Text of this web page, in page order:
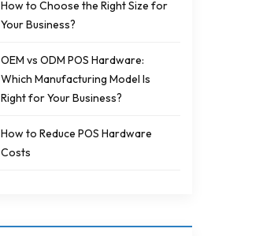
How to Choose the Right Size for
Your Business?
OEM vs ODM POS Hardware:
Which Manufacturing Model Is
Right for Your Business?
How to Reduce POS Hardware
Costs